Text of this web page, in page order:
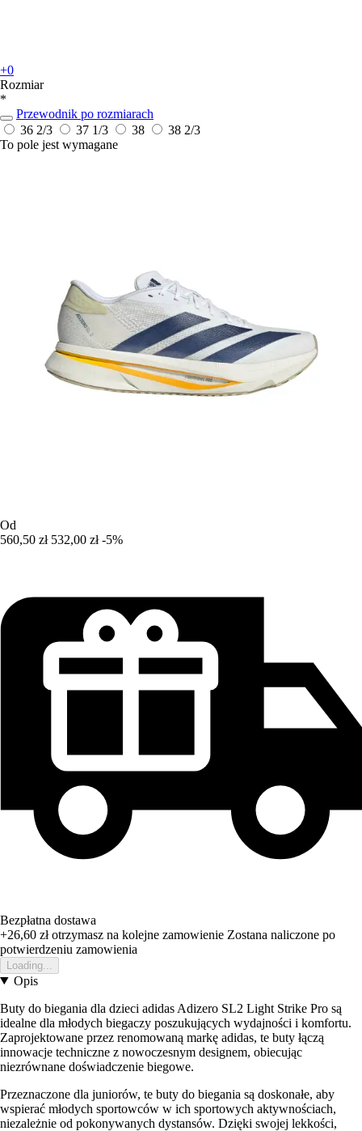
+0
Rozmiar
*
Przewodnik po rozmiarach
36 2/3
37 1/3 38
38 2/3
To pole jest wymagane
Od
560,50 zł 532,00 zł -5%
Bezpłatna dostawa
+26,60 złotrzymasz na kolejne zamowienie Zostana naliczone po
potwierdzeniu zamowienia
Loading...
Opis
Buty do biegania dla dzieci adidas Adizero SL2 Light Strike Pro są
idealne dla młodych biegaczy poszukujących wydajności i komfortu.
Zaprojektowane przez renomowaną markę adidas, te buty łączą
innowacje techniczne z nowoczesnym designem, obiecując
niezrównane doświadczenie biegowe.
Przeznaczone dla juniorów, te buty do biegania są doskonałe, aby
wspierać młodych sportowców w ich sportowych aktywnościach,
niezależnie od pokonywanych dystansów. Dzięki swojej lekkości,